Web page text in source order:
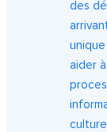
des
aider